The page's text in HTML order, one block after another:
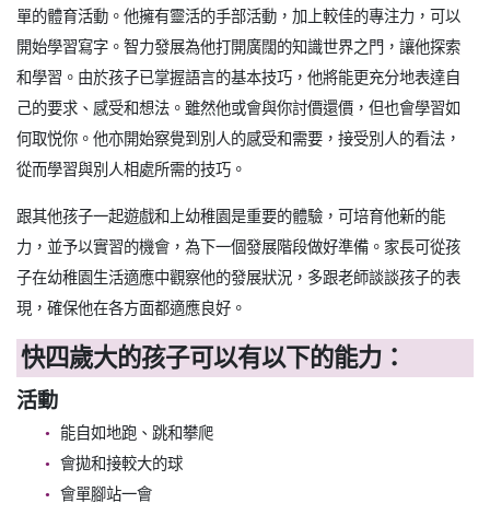
單的體育活動。他擁有靈活的手部活動，加上較佳的專注力，可以
開始學習寫字。智力發展為他打開廣闊的知識世界之門，讓他探索
和學習。由於孩子已掌握語言的基本技巧，他將能更充分地表達自
己的要求、感受和想法。雖然他或會與你討價還價，但也會學習如
何取悦你。他亦開始察覺到別人的感受和需要，接受別人的看法，
從而學習與別人相處所需的技巧。
跟其他孩子一起遊戲和上幼稚園是重要的體驗，可培育他新的能
力，並予以實習的機會，為下一個發展階段做好準備。家長可從孩
子在幼稚園生活適應中觀察他的發展狀況，多跟老師談談孩子的表
現，確保他在各方面都適應良好。
快四歲大的孩子可以有以下的能力：
活動
能自如地跑、跳和攀爬
會拋和接較大的球
會單腳站一會